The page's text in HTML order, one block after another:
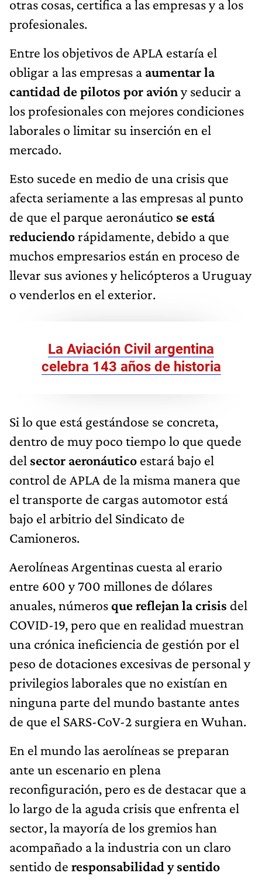
otras cosas, certifica a las empresas y a los
profesionales.
Entre los objetivos de APLA estaría el
obligar a las empresas a aumentar la
cantidad de pilotos por avióny seducir a
los profesionales con mejores condiciones
laborales o limitar su inserción en el
mercado.
Esto sucede en medio de una crisis que
afecta seriamente a las empresas al punto
de que el parque aeronáutico se está
reduciendorápidamente, debido a que
muchos empresarios están en proceso de
llevar sus aviones y helicópteros a Uruguay
o venderlos en el exterior.
La Aviación Civil argentina
celebra 143 años de historia
Si lo que está gestándose se concreta,
dentro de muy poco tiempo lo que quede
del sector aeronáutico estará bajo el
control de APLA de la misma manera que
el transporte de cargas automotor está
bajo el arbitrio del Sindicato de
Camioneros.
Aerolíneas Argentinas cuesta al erario
entre 600 y 700 millones de dólares
anuales, números que reflejan la crisis del
COVID-19, pero que en realidad muestran
una crónica ineficiencia de gestión por el
peso de dotaciones excesivas de personal y
privilegios laborales que no existían en
ninguna parte del mundo bastante antes
de que el SARS-CoV-2 surgiera en Wuhan.
En el mundo las aerolíneas se preparan
ante un escenario en plena
reconfiguración, pero es de destacar que a
lo largo de la aguda crisis que enfrenta el
sector, la mayoría de los gremios han
acompañado a la industria con un claro
sentido de responsabilidad y sentido